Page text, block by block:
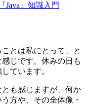
Java』知識入門
とは私にとって、と
じです。休みの日も
ています。
も感じますが、 何か
う方や、 その全体像・